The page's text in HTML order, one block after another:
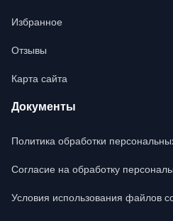
Избранное
Отзывы
Карта сайта
Документы
Политика обработки
Согласие на обработку
Условия использования файлов